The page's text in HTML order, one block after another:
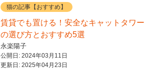
猫の記事【おすすめ】
賃貸でも置ける！安全なキャットタワー
の選び方とおすすめ5選
永楽陽子
公開日: 2024年03月11日
更新日: 2025年04月23日